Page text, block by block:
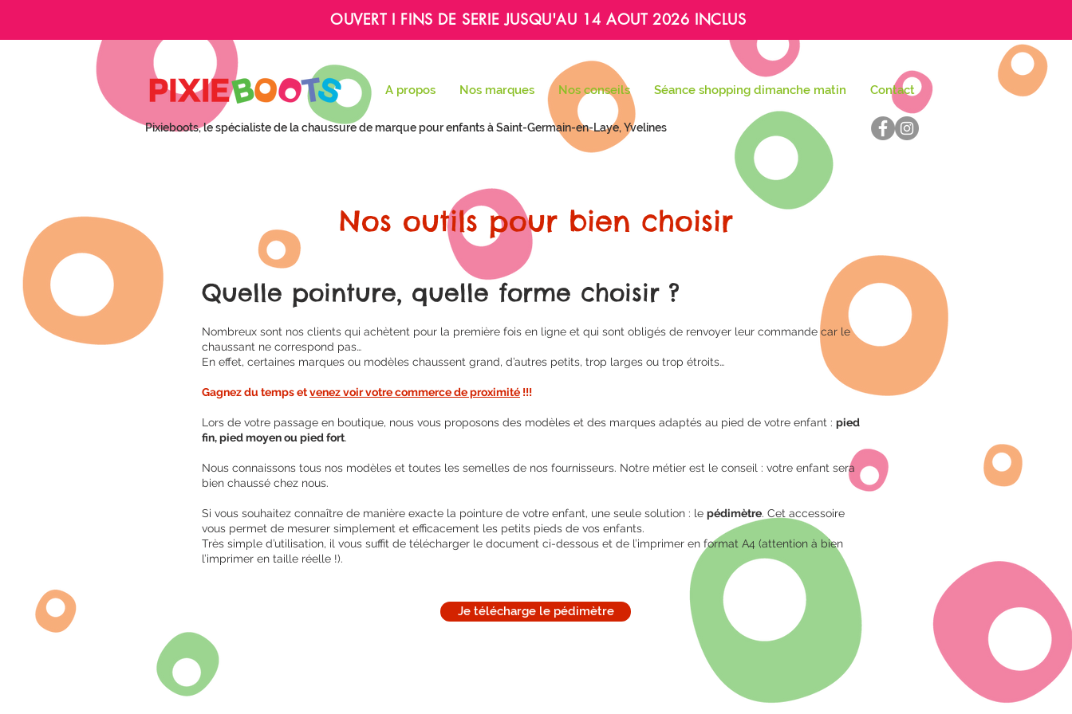
OUVERT I FINS DE SERIE JUSQU'AU 14 AOUT 2026 INCLUS
A propos Nos marques Nos conseils Séance shopping dimanche matin Contact
Pixieboots, le spécialiste de la chaussure de marque pour enfants à Saint-Germain-en-Laye, Yvelines
Nos outils pour bien choisir
Quelle pointure, quelle forme choisir ?
Nombreux sont nos clients qui achètent pour la première fois en ligne et qui sont obligés de renvoyer leur commande car le
chaussant ne correspond pas…
En effet, certaines marques ou modèles chaussent grand, d’autres petits, trop larges ou trop étroits…
Gagnez du temps etvenez voir votre commerce de proximité !!!
Lors de votre passage en boutique, nous vous proposons des modèles et des marques adaptés au pied de votre enfant : pied
fin, pied moyen ou pied fort.
Nous connaissons tous nos modèles et toutes les semelles de nos fournisseurs. Notre métier est le conseil : votre enfant sera
bien chaussé chez nous.
Si vous souhaitez connaître de manière exacte la pointure de votre enfant, une seule solution : le pédimètre. Cet accessoire
vous permet de mesurer simplement et efficacement les petits pieds de vos enfants.
Très simple d’utilisation, il vous suffit de télécharger le document ci-dessous et de l’imprimer en format A4 (attention à bien
l’imprimer en taille réelle !).
Je télécharge le pédimètre